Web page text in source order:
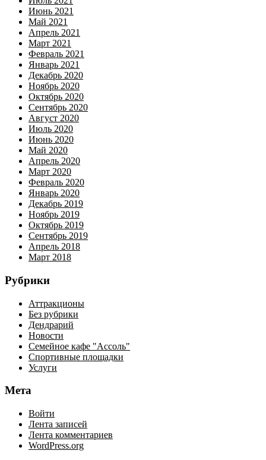
Июнь 2021
Май 2021
Апрель 2021
Март 2021
Февраль 2021
Январь 2021
Декабрь 2020
Ноябрь 2020
Октябрь 2020
Сентябрь 2020
Август 2020
Июль 2020
Июнь 2020
Май 2020
Апрель 2020
Март 2020
Февраль 2020
Январь 2020
Декабрь 2019
Ноябрь 2019
Октябрь 2019
Сентябрь 2019
Апрель 2018
Март 2018
Рубрики
Аттракционы
Без рубрики
Дендрарий
Новости
Семейное кафе "Ассоль"
Спортивные площадки
Услуги
Мета
Войти
Лента записей
Лента комментариев
WordPress.org